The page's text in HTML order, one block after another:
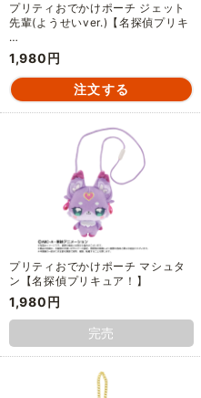
プリティおでかけポーチ ジェット
先輩(ようせいver.)【名探偵プリキ
…
1,980円
プリティおでかけポーチ マシュタ
ン【名探偵プリキュア！】
1,980円
完売